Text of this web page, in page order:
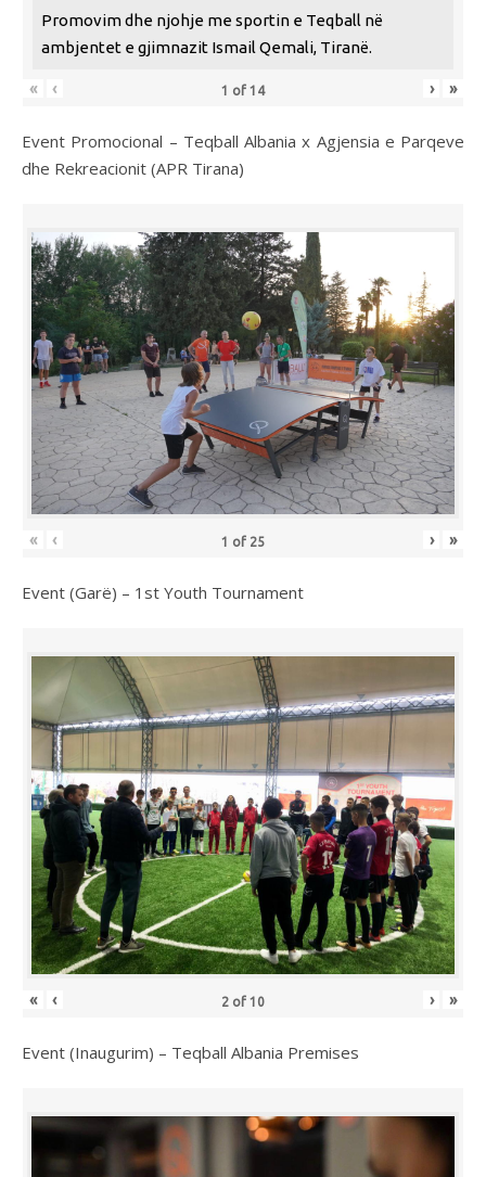
Promovim dhe njohje me sportin e Teqball në
ambjentet e gjimnazit Ismail Qemali, Tiranë.
« ‹ 1 of 14 › »
Event Promocional – Teqball Albania x Agjensia e Parqeve
dhe Rekreacionit (APR Tirana)
« ‹ 1 of 25 › »
Event (Garë) – 1st Youth Tournament
« ‹ 2 of 10 › »
Event (Inaugurim) – Teqball Albania Premises